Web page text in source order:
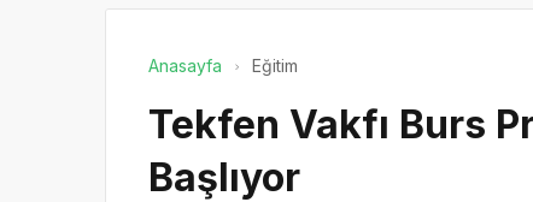
Anasayfa Eğitim
Tekfen Vakfı Burs
Başlıyor